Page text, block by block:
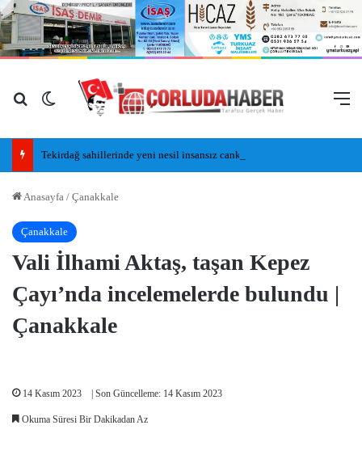
Arama yap ...
Dış görünümü değiştir
Anasayfa / Çanakkale
Çanakkale
Vali İlhami Aktaş, taşan Kepez
Çayı’nda incelemelerde bulundu |
Çanakkale
14 Kasım 2023 | Son Güncelleme: 14 Kasım 2023
Okuma Süresi Bir Dakikadan Az